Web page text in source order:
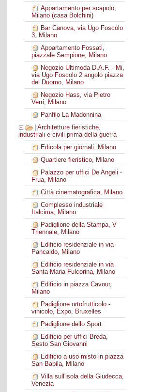
Appartamento per scapolo,
Milano (casa Bolchini)
Bar Canova, via Ugo Foscolo
3, Milano
Appartamento Fossati,
piazzale Sempione, Milano
Negozio Ultimoda D.A.F. - Mi,
via Ugo Foscolo 2 angolo piazza
del Duomo, Milano
Negozio Hass, via Pietro
Verri, Milano
Panfilo La Madonnina
Architetture fieristiche,
industriali e civili prima della guerra
Edicola per giornali, Milano
Quartiere fieristico, Milano
Palazzo per uffici De Angeli -
Frua, Milano
Città cinematografica, Milano
Complesso industriale
Italcima, Milano
Padiglione della Stampa, V
Triennale, Milano
Edificio residenziale in via
Pancaldo, Milano
Edificio residenziale in via
Santa Maria Fulcorina, Milano
Edificio in piazza Cavour,
Milano
Padiglione ortofrutticolo -
vinicolo, Expo, Bruxelles
Padiglione dello Sport
Edificio per uffici Breda,
Sesto San Giovanni
Edificio a uso misto in piazza
San Babila, Milano
Villa sull'isola della Giudecca,
Venezia